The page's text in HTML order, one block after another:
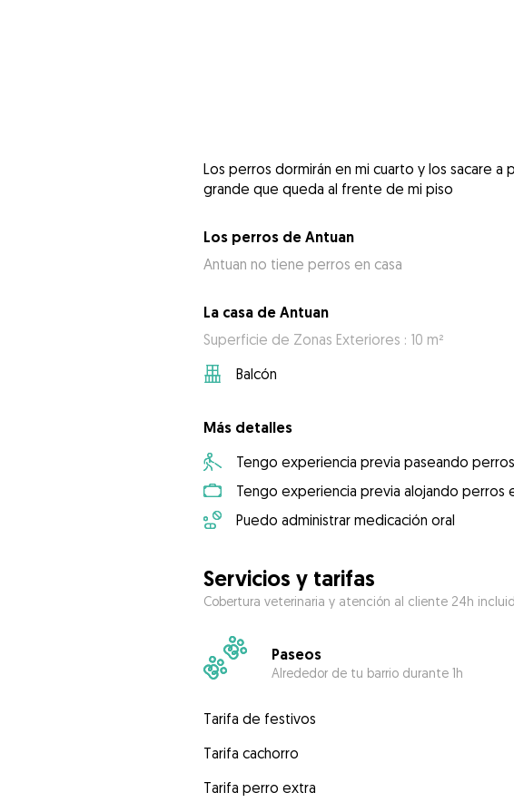
Los perros dormirán en mi cuarto y los sacare a
grande que queda al frente de mi piso
Los perros de Antuan
Antuan no tiene perros en casa
La casa de Antuan
Superficie de Zonas Exteriores : 10 m²
Balcón
Más detalles
Tengo experiencia previa paseando perros
Tengo experiencia previa alojando perros
Puedo administrar medicación oral
Servicios y tarifas
Cobertura veterinaria y atención al cliente 24h
Paseos
Alrededor de tu barrio durante 1h
Tarifa de festivos
Tarifa cachorro
Tarifa perro extra